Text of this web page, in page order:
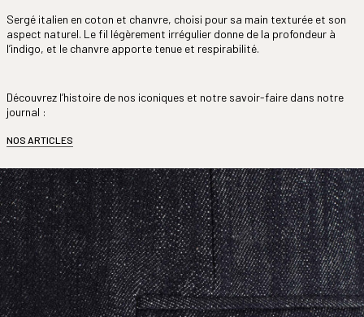
Sergé italien en coton et chanvre, choisi pour sa main texturée et son
aspect naturel. Le fil légèrement irrégulier donne de la profondeur à
l’indigo, et le chanvre apporte tenue et respirabilité.
Découvrez l’histoire de nos iconiques et notre savoir-faire dans notre
journal :
NOS ARTICLES
Lundi
11h00 – 19h00
Mardi
11h00 – 19h00
Mercredi
11h00 – 19h00
Jeudi
11h00 – 19h00
Vendredi
11h00 – 19h00
Samedi
11h00 – 19h00
Dimanche
Fermé